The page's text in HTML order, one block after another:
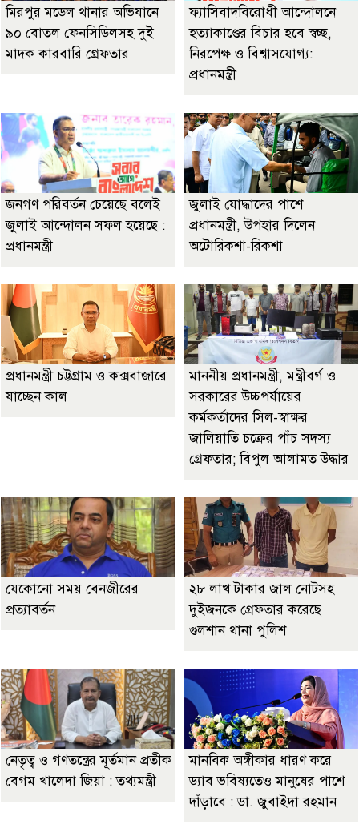
মিরপুর মডেল থানার অভিযানে
৯০ বোতল ফেনসিডিলসহ দুই
মাদক কারবারি গ্রেফতার
ফ্যাসিবাদবিরোধী আন্দোলনে
হত্যাকাণ্ডের বিচার হবে স্বচ্ছ,
নিরপেক্ষ ও বিশ্বাসযোগ্য:
প্রধানমন্ত্রী
জনগণ পরিবর্তন চেয়েছে বলেই
জুলাই আন্দোলন সফল হয়েছে :
প্রধানমন্ত্রী
জুলাই যোদ্ধাদের পাশে
প্রধানমন্ত্রী, উপহার দিলেন
অটোরিকশা-রিকশা
প্রধানমন্ত্রী চট্টগ্রাম ও কক্সবাজারে
যাচ্ছেন কাল
মাননীয় প্রধানমন্ত্রী, মন্ত্রীবর্গ ও
সরকারের উচ্চপর্যায়ের
কর্মকর্তাদের সিল-স্বাক্ষর
জালিয়াতি চক্রের পাঁচ সদস্য
গ্রেফতার; বিপুল আলামত উদ্ধার
যেকোনো সময় বেনজীরের
প্রত্যাবর্তন
২৮ লাখ টাকার জাল নোটসহ
দুইজনকে গ্রেফতার করেছে
গুলশান থানা পুলিশ
নেতৃত্ব ও গণতন্ত্রের মূর্তমান প্রতীক
বেগম খালেদা জিয়া : তথ্যমন্ত্রী
মানবিক অঙ্গীকার ধারণ করে
ড্যাব ভবিষ্যতেও মানুষের পাশে
দাঁড়াবে : ডা. জুবাইদা রহমান